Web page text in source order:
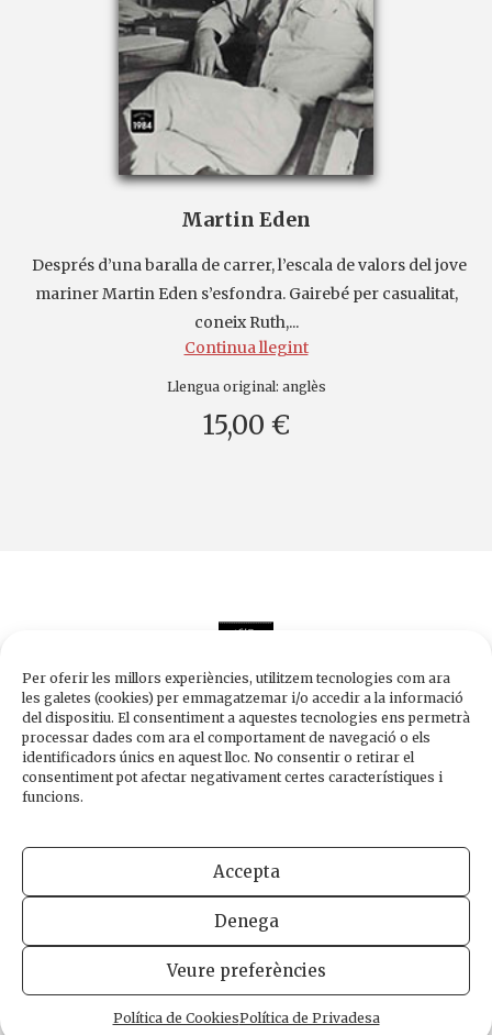
Per oferir les millors experiències, utilitzem tecnologies com ara
les galetes (cookies) per emmagatzemar i/o accedir a la informació
del dispositiu. El consentiment a aquestes tecnologies ens permetrà
processar dades com ara el comportament de navegació o els
identificadors únics en aquest lloc. No consentir o retirar el
consentiment pot afectar negativament certes característiques i
funcions.
Accepta
Denega
Veure preferències
Política de CookiesPolítica de Privadesa
Martin Eden
Després d’una baralla de carrer, l’escala de valors del jove
mariner Martin Eden s’esfondra. Gairebé per casualitat,
coneix Ruth,...
Continua llegint
Llengua original: anglès
15,00 €
Edicions de 1984
Carrer Trafalgar, 10, 2n-2a A
Fax 934 854 375
1984@edicions1984.cat
INFORMACIÓ LEGAL POLÍTICA DE PRIVADESA POLÍTICA DE COOKIES
DISSENY WEB